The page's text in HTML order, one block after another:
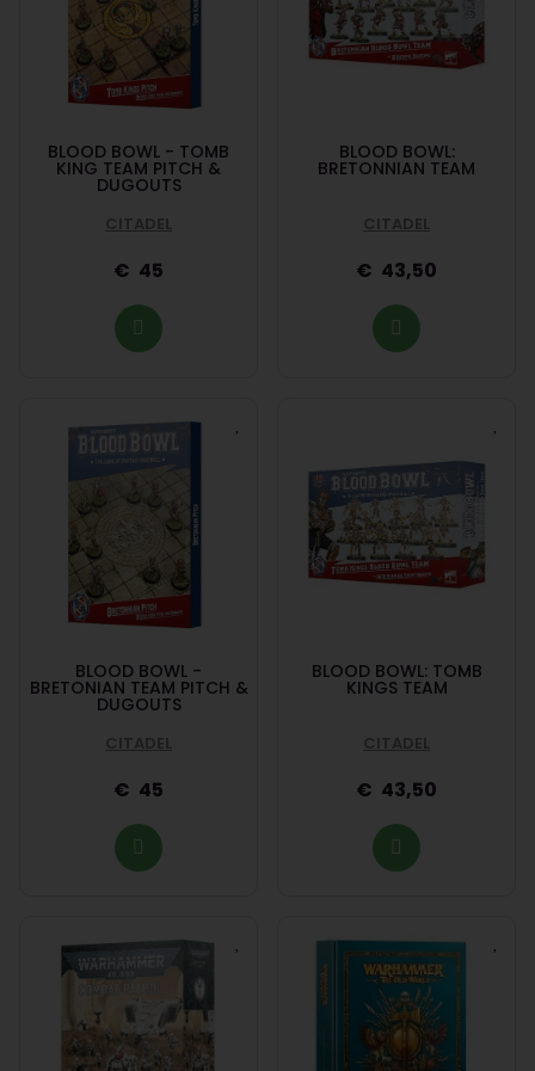
BLOOD BOWL - TOMB
KING TEAM PITCH &
DUGOUTS
CITADEL
45
BLOOD BOWL:
BRETONNIAN TEAM
CITADEL
43,50
BLOOD BOWL -
BRETONIAN TEAM PITCH &
DUGOUTS
CITADEL
45
BLOOD BOWL: TOMB
KINGS TEAM
CITADEL
43,50